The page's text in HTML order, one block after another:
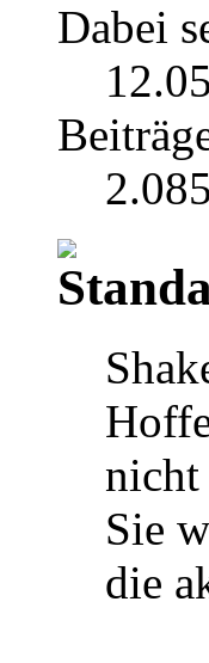
Dabei
2.085
nicht
Sie
die